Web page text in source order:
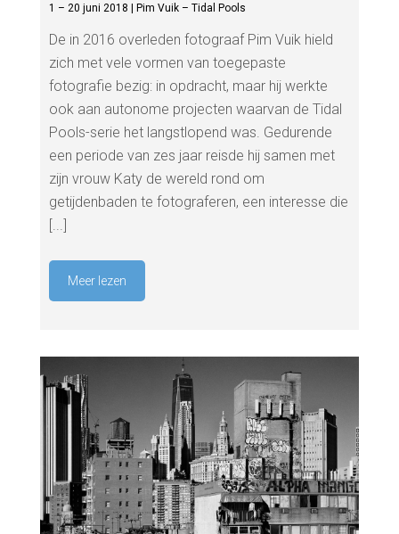
1 – 20 juni 2018 | Pim Vuik – Tidal Pools
De in 2016 overleden fotograaf Pim Vuik hield
zich met vele vormen van toegepaste
fotografie bezig: in opdracht, maar hij werkte
ook aan autonome projecten waarvan de Tidal
Pools-serie het langstlopend was. Gedurende
een periode van zes jaar reisde hij samen met
zijn vrouw Katy de wereld rond om
getijdenbaden te fotograferen, een interesse die
[...]
Meer lezen